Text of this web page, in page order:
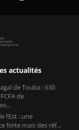
actualités
de Touba : 630
de
l’Est : une
forte mais des réf...